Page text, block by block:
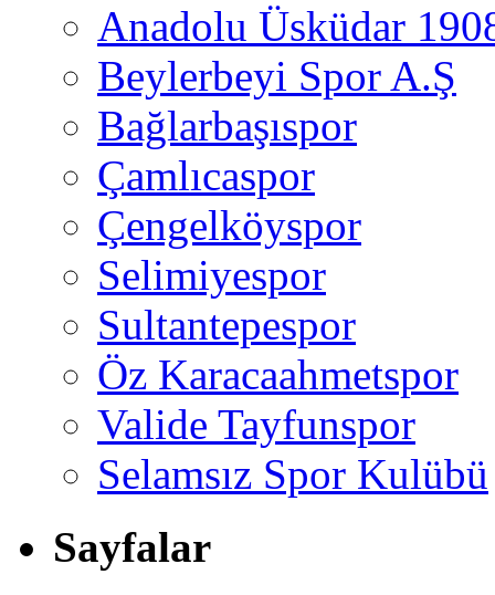
Anadolu Üsküdar
Beylerbeyi Spor A.Ş
Bağlarbaşıspor
Çamlıcaspor
Çengelköyspor
Selimiyespor
Sultantepespor
Öz Karacaahmetspor
Valide Tayfunspor
Selamsız Spor Kulübü
Sayfalar